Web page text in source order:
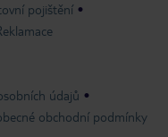
pojištění
údajů
obchodní podmínky